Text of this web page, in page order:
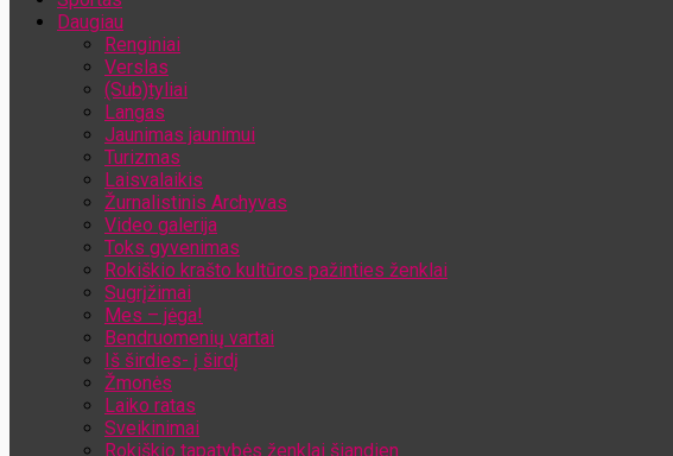
Daugiau
Renginiai
Verslas
(Sub)tyliai
Langas
Jaunimas jaunimui
Turizmas
Laisvalaikis
Žurnalistinis Archyvas
Video galerija
Toks gyvenimas
Rokiškio krašto kultūros pažinties ženklai
Sugrįžimai
Mes – jėga!
Bendruomenių vartai
Iš širdies- į širdį
Žmonės
Laiko ratas
Sveikinimai
Rokiškio tapatybės ženklai šiandien